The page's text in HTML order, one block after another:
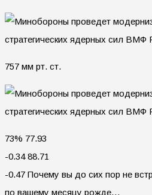
757 мм рт. ст.
73% 77.93
-0.34 88.71
-0.47 Почему вы до сих пор не
по вашему месяцу рожде…